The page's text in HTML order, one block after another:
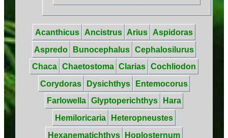
Acanthicus Ancistrus Arius
Aspidoras
Aspredo
Bunocephalus Cephalosilurus
Chaca Chaetostoma Clarias Cochliodon
Corydoras
Dysichthys
Entemocorus
Farlowella Glyptoperichthys
Hara
Hemiloricaria
Heteropneustes
Hexanematichthys
Hoplosternum